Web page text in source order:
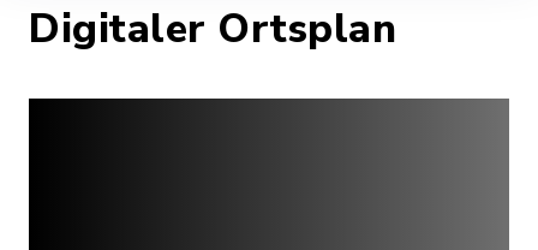
Digitaler Ortsplan